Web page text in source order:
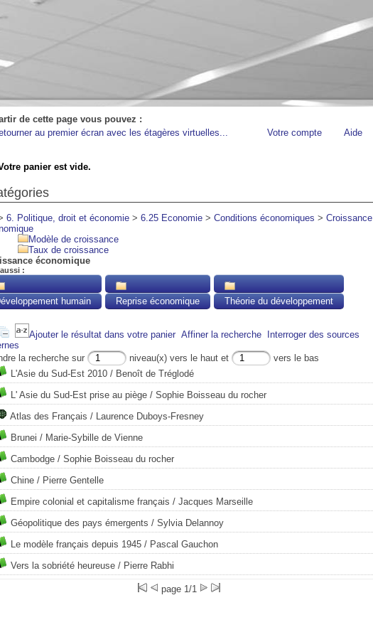
de cette page vous pouvez :
au premier écran avec les étagères virtuelles...
Votre compte Aide
6. Politique, droit et économie > 6.25 Economie > Conditions économiques > Croissance
Modèle de croissance
Taux de croissance
économique
:
humain Reprise économique Théorie du développement
Ajouter le résultat dans votre panier Affiner la recherche
Interroger des sources
la recherche sur
niveau(x) vers le haut et
vers le bas
L'Asie du Sud-Est 2010 / Benoît de Tréglodé
L' Asie du Sud-Est prise au piège / Sophie Boisseau du rocher
Atlas des Français / Laurence Duboys-Fresney
Brunei / Marie-Sybille de Vienne
Cambodge / Sophie Boisseau du rocher
Chine / Pierre Gentelle
Empire colonial et capitalisme français / Jacques Marseille
Géopolitique des pays émergents / Sylvia Delannoy
Le modèle français depuis 1945 / Pascal Gauchon
Vers la sobriété heureuse / Pierre Rabhi
page 1/1